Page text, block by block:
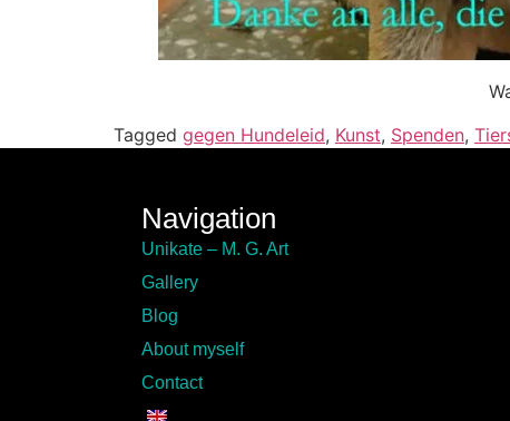
Tagged gegen Hundeleid, Kunst, Spenden,
Navigation
Unikate – M. G. Art
Gallery
Blog
About myself
Contact